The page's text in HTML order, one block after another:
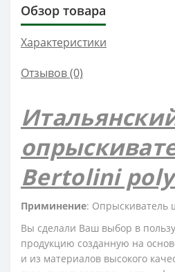
Обзор товара
Характеристики
Отзывов (0)
Bertolini poly
Приминение: Опрыскиватель
Вы сделали Ваш выбор в пользу
продукцию созданную на
и из материалов высокого